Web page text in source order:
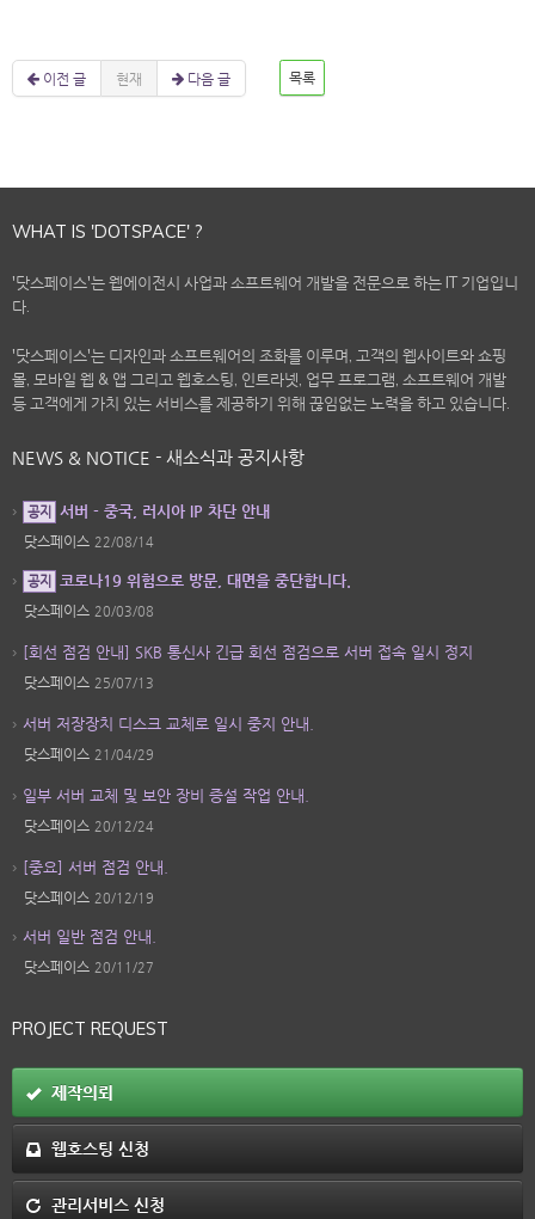
이전 글 현재 다음 글 목록
WHAT IS 'DOTSPACE' ?
'닷스페이스'는 웹에이전시 사업과 소프트웨어 개발을 전문으로 하는 IT 기업입니
다.
'닷스페이스'는 디자인과 소프트웨어의 조화를 이루며, 고객의 웹사이트와 쇼핑
몰, 모바일 웹 & 앱 그리고 웹호스팅, 인트라넷, 업무 프로그램, 소프트웨어 개발
등 고객에게 가치 있는 서비스를 제공하기 위해 끊임없는 노력을 하고 있습니다.
NEWS & NOTICE - 새소식과 공지사항
공지 서버 - 중국, 러시아 IP 차단 안내
닷스페이스 22/08/14
공지 코로나19 위험으로 방문, 대면을 중단합니다.
닷스페이스 20/03/08
[회선 점검 안내] SKB 통신사 긴급 회선 점검으로 서버 접속 일시 정지
닷스페이스 25/07/13
서버 저장장치 디스크 교체로 일시 중지 안내.
닷스페이스 21/04/29
일부 서버 교체 및 보안 장비 증설 작업 안내.
닷스페이스 20/12/24
[중요] 서버 점검 안내.
닷스페이스 20/12/19
서버 일반 점검 안내.
닷스페이스 20/11/27
PROJECT REQUEST
제작의뢰
웹호스팅 신청
관리서비스 신청